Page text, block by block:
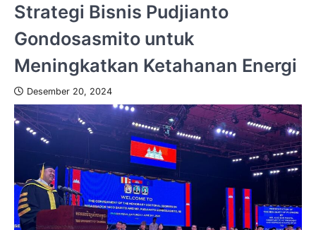
Strategi Bisnis Pudjianto
Gondosasmito untuk
Meningkatkan Ketahanan Energi
Desember 20, 2024